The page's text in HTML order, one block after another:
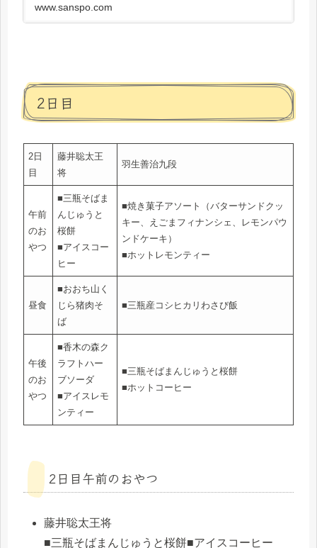
www.sanspo.com
2日目
2日
目
藤井聡太王
将
羽生善治九段
午前
のお
やつ
■三瓶そばま
んじゅうと
桜餅
■アイスコー
ヒー
■焼き菓子アソート（バターサンドクッ
キー、えごまフィナンシェ、レモンパウ
ンドケーキ）
■ホットレモンティー
昼食
■おおち山く
じら猪肉そ
ば
■三瓶産コシヒカリわさび飯
午後
のお
やつ
■香木の森ク
ラフトハー
ブソーダ
■アイスレモ
ンティー
■三瓶そばまんじゅうと桜餅
■ホットコーヒー
2日目午前のおやつ
藤井聡太王将
■三瓶そばまんじゅうと桜餅■アイスコーヒー